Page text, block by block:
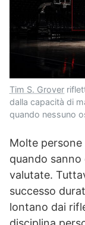
Tim S. Grover
dalla capacità di
quando nessuno
Molte persone
quando sanno
valutate.
successo
lontano dai